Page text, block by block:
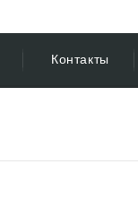
Контакты